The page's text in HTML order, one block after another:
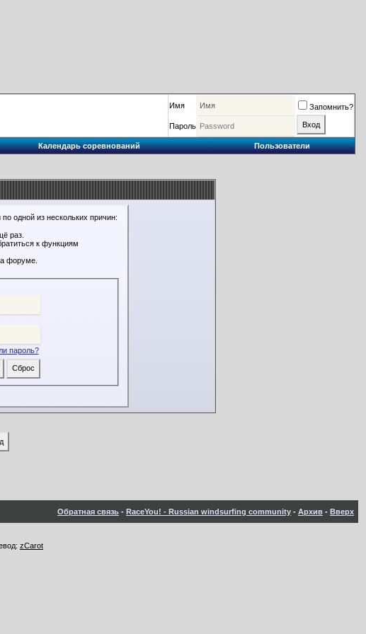
Имя Запомнить?
Пароль
Календарь соревнований Пользователи
одной из нескольких причин:
раз.
к функциям
форуме.
пароль?
Обратная связь - RaceYou! - Russian windsurfing community - Архив - Вверх
zCarot